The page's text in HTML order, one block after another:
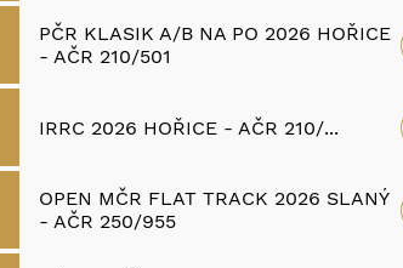
PČR KLASIK A/B NA PO 2026 HOŘICE
- AČR 210/501
IRRC 2026 HOŘICE - AČR 210/...
OPEN MČR FLAT TRACK 2026 SLANÝ
- AČR 250/955